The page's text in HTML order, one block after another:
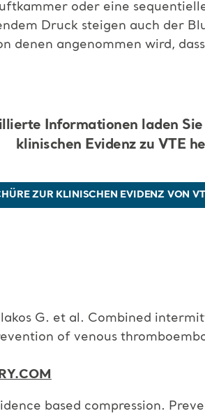
oder eine
Druck steigen auch der
denen angenommen wird,
Informationen laden
klinischen Evidenz zu VTE
ZUR KLINISCHEN EVIDENZ VON
G. et al. Combined
of venous
based compression.